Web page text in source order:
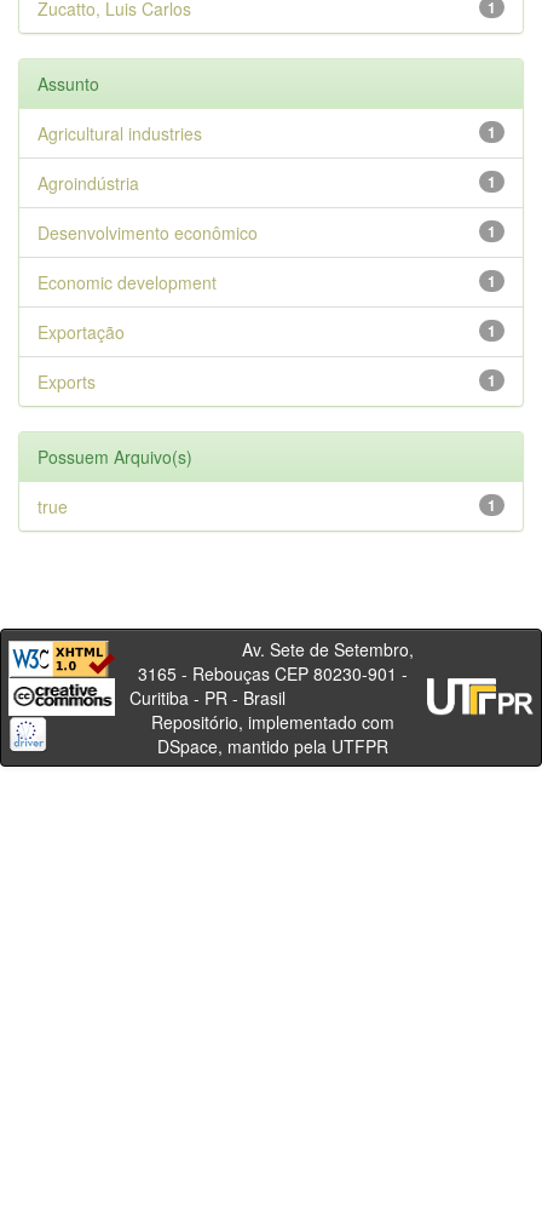
1
Zucatto, Luis Carlos
Assunto
1
Agricultural industries
1
Agroindústria
1
Desenvolvimento econômico
1
Economic development
1
Exportação
1
Exports
Possuem Arquivo(s)
1
true
Av. Sete de Setembro,
3165 - Rebouças CEP 80230-901 -
Curitiba - PR - Brasil
Repositório, implementado com
DSpace, mantido pela UTFPR